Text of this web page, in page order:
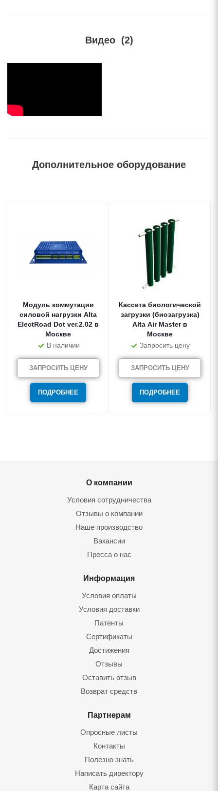
Видео (2)
Дополнительное оборудование
Модуль коммутации
силовой нагрузки Alta
ElectRoad Dot ver.2.02 в
Москве
В наличии
ЗАПРОСИТЬ ЦЕНУ
ПОДРОБНЕЕ
Кассета биологической
загрузки (биозагрузка)
Alta Air Master в
Москве
Запросить цену
ЗАПРОСИТЬ ЦЕНУ
ПОДРОБНЕЕ
О компании
Условия сотрудничества
Отзывы о компании
Наше производство
Вакансии
Пресса о нас
Информация
Условия оплаты
Условия доставки
Патенты
Сертификаты
Достижения
Отзывы
Оставить отзыв
Возврат средств
Партнерам
Опросные листы
Контакты
Полезно знать
Написать директору
Карта сайта